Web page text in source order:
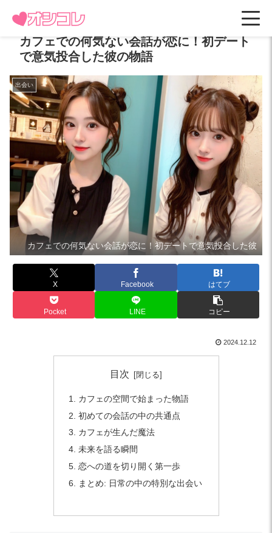
カフェでの何気ない会話が恋に！初デート
で意気投合した彼の物語
出会い
カフェでの何気ない会話が恋に！初デートで意気投合した彼
X Facebook はてブ
Pocket LINE コピー
2024.12.12
目次
カフェの空間で始まった物語
初めての会話の中の共通点
カフェが生んだ魔法
未来を語る瞬間
恋への道を切り開く第一歩
まとめ: 日常の中の特別な出会い